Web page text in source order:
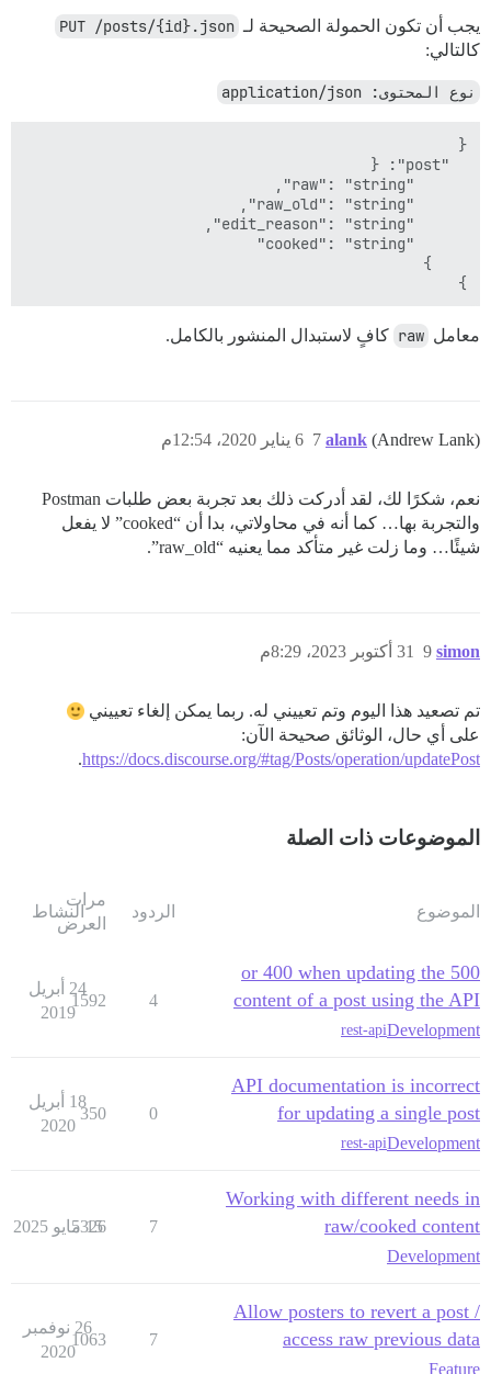
يجب أن تكون الحمولة الصحيحة لـ PUT /posts/{id}.json
كالتالي:
نوع المحتوى: application/json
}
معامل raw كافٍ لاستبدال المنشور بالكامل.
alank (Andrew Lank) 6 يناير 2020، 12:54م 7
نعم، شكرًا لك، لقد أدركت ذلك بعد تجربة بعض طلبات Postman
والتجربة بها… كما أنه في محاولاتي، بدا أن “cooked” لا يفعل
شيئًا… وما زلت غير متأكد مما يعنيه “raw_old”.
simon 31 أكتوبر 2023، 8:29م 9
تم تصعيد هذا اليوم وتم تعييني له. ربما يمكن إلغاء تعييني
على أي حال، الوثائق صحيحة الآن:
https://docs.discourse.org/#tag/Posts/operation/updatePost
.
الموضوعات ذات الصلة
الموضوع الردود
مرات
العرض
النشاط
500 or 400 when updating the
content of a post using the API
Development
rest-api
4
1592
24 أبريل
2019
API documentation is incorrect
for updating a single post
Development
rest-api
0
350
18 أبريل
2020
Working with different needs in
raw/cooked content
Development
7
5326
15 مايو 2025
Allow posters to revert a post /
access raw previous data
Feature
7
1063
26 نوفمبر
2020